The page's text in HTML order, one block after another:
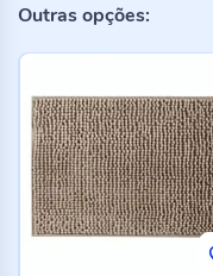
Outras opções: